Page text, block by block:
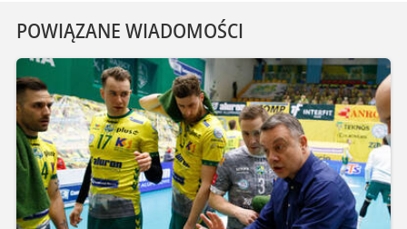
POWIĄZANE WIADOMOŚCI